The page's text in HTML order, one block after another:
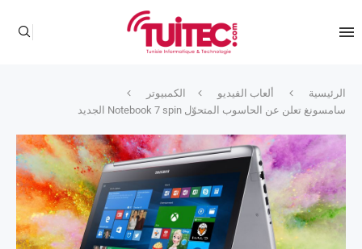
الرئيسية ألعاب الفيديو
الكمبيوتر
سامسونغ تعلن عن الحاسوب المتحوّل Notebook 7 spin الجديد